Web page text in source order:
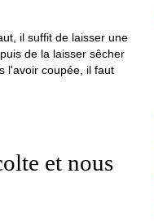
il suffit de laisser une
de la laisser sêcher
l'avoir coupée, il faut
et nous